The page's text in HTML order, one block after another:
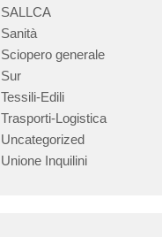
SALLCA
Sanità
Sciopero generale
Sur
Tessili-Edili
Trasporti-Logistica
Uncategorized
Unione Inquilini